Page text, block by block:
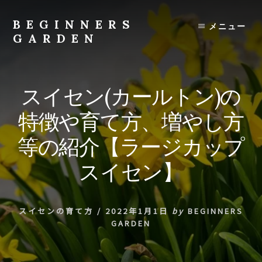
content
BEGINNERS
GARDEN
類
や
育
て
方
の
紹
介
を
行
い
メニュー
スイセン(カールトン)の
特徴や育て方、増やし方
等の紹介【ラージカップ
スイセン】
スイセンの育て方 / 2022年1月1日 by BEGINNERS
GARDEN